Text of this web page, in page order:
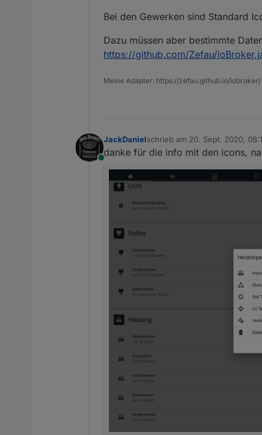
Bei den Gewerken sind Standard
Dazu müssen aber bestimmte
https://github.com/Zefau/
Meine Adapter: https://zefau.github.io/iobroker/
Online
JackDanielschrieb am 20. Sept. 2020,
zuletzt editiert von
danke für die info mit den icons,